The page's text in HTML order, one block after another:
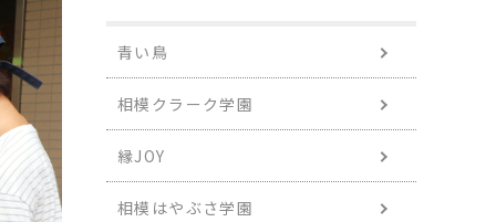
青い鳥
相模クラーク学園
縁JOY
相模はやぶさ学園